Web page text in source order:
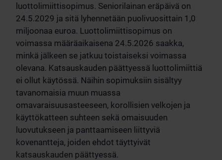
luottolimiittisopimus. Seniorilainan eräpäivä on
24.5.2029 ja sitä lyhennetään puolivuosittain 1,0
miljoonaa euroa. Luottolimiittisopimus on
voimassa määräaikaisena 24.5.2026 saakka,
minkä jälkeen se jatkuu toistaiseksi voimassa
olevana. Katsauskauden päättyessä luottolimiittiä
ei ollut käytössä. Näihin sopimuksiin sisältyy
tavanomaisia muun muassa
omavaraisuusasteeseen, korollisien velkojen ja
käyttökatteen suhteen sekä omaisuuden
luovutukseen ja panttaamiseen liittyviä
kovenantteja, joiden ehdot täyttyivät
katsauskauden päättyessä.